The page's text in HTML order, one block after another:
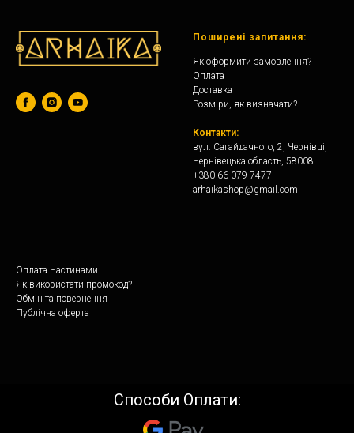
Поширені запитання:
Як оформити замовлення?
Оплата
Доставка
Розміри, як визначати?
Контакти:
вул. Сагайдачного, 2, Чернівці,
Чернівецька область, 58008
+380 66 079 7477
arhaikashop@gmail.com
Оплата Частинами
Як використати промокод?
Обмін та повернення
Публічна оферта
Способи Оплати: